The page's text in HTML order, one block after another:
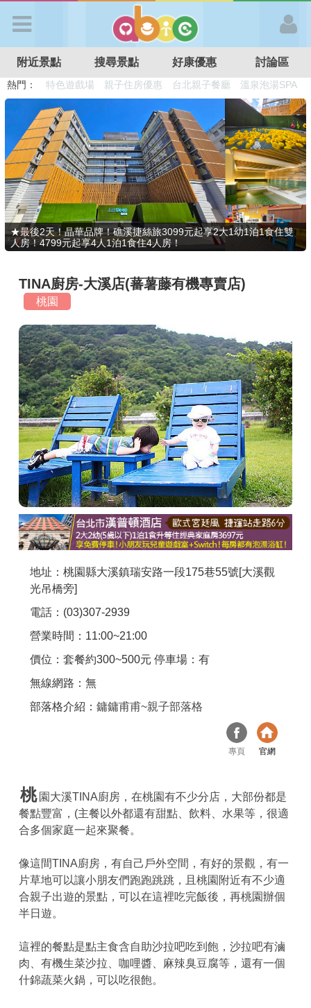
APP登入
首 頁
搜尋景點
好康優惠
最新消息
最新留言
商家合作
推薦景點
討論區
聯絡我們
APP下載
附近景點 搜尋景點 好康優惠 討論區
熱門： 溜滑梯民宿 觀光工廠 DIY摘果
日本親子景點
特色遊戲場
親子住房優惠 台北親子餐廳 溫泉泡湯SPA
★最後2天！晶華品牌！礁溪捷絲旅3099元起享2大1幼1泊1食住雙
人房！4799元起享4人1泊1食住4人房！
TINA廚房-大溪店(蕃薯藤有機專賣店)
桃園
地址：桃園縣大溪鎮瑞安路一段175巷55號[大溪觀
光吊橋旁]
電話：(03)307-2939
營業時間：11:00~21:00
價位：套餐約300~500元 停車場：有
無線網路：無
部落格介紹： 鏞鏞甫甫~親子部落格
專頁 官網
桃 園大溪TINA廚房，在桃園有不少分店，大部份都是
餐點豐富，(主餐以外都還有甜點、飲料、水果等，很適
合多個家庭一起來聚餐。
像這間TINA廚房，有自己戶外空間，有好的景觀，有一
片草地可以讓小朋友們跑跑跳跳，且桃園附近有不少適
合親子出遊的景點，可以在這裡吃完飯後，再桃園辦個
半日遊。
這裡的餐點是點主食含自助沙拉吧吃到飽，沙拉吧有滷
肉、有機生菜沙拉、咖哩醬、麻辣臭豆腐等，還有一個
什錦蔬菜火鍋，可以吃很飽。